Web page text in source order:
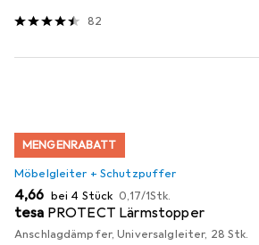
82
MENGENRABATT
Möbelgleiter + Schutzpuffer
EUR
4,66 bei 4 Stück EUR
0,17/1Stk.
tesa PROTECT Lärmstopper
Anschlagdämpfer, Universalgleiter, 28 Stk.